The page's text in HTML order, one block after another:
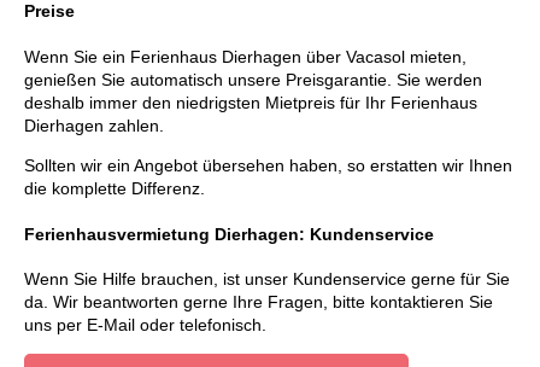
Preise
Wenn Sie ein Ferienhaus Dierhagen über Vacasol mieten,
genießen Sie automatisch unsere Preisgarantie. Sie werden
deshalb immer den niedrigsten Mietpreis für Ihr Ferienhaus
Dierhagen zahlen.
Sollten wir ein Angebot übersehen haben, so erstatten wir Ihnen
die komplette Differenz.
Ferienhausvermietung Dierhagen: Kundenservice
Wenn Sie Hilfe brauchen, ist unser Kundenservice gerne für Sie
da. Wir beantworten gerne Ihre Fragen, bitte kontaktieren Sie
uns per E-Mail oder telefonisch.